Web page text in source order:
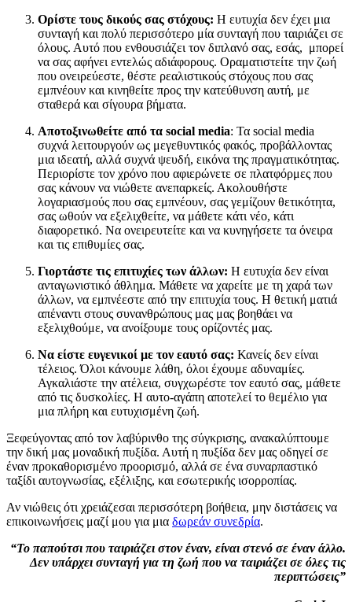
Ορίστε τους δικούς σας στόχους: Η ευτυχία δεν έχει μια
συνταγή και πολύ περισσότερο μία συνταγή που ταιριάζει σε
όλους. Αυτό που ενθουσιάζει τον διπλανό σας, εσάς, μπορεί
να σας αφήνει εντελώς αδιάφορους. Οραματιστείτε την ζωή
που ονειρεύεστε, θέστε ρεαλιστικούς στόχους που σας
εμπνέουν και κινηθείτε προς την κατεύθυνση αυτή, με
σταθερά και σίγουρα βήματα.
Αποτοξινωθείτε από τα social media: Τα social media
συχνά λειτουργούν ως μεγεθυντικός φακός, προβάλλοντας
μια ιδεατή, αλλά συχνά ψευδή, εικόνα της πραγματικότητας.
Περιορίστε τον χρόνο που αφιερώνετε σε πλατφόρμες που
σας κάνουν να νιώθετε ανεπαρκείς. Ακολουθήστε
λογαριασμούς που σας εμπνέουν, σας γεμίζουν θετικότητα,
σας ωθούν να εξελιχθείτε, να μάθετε κάτι νέο, κάτι
διαφορετικό. Να ονειρευτείτε και να κυνηγήσετε τα όνειρα
και τις επιθυμίες σας.
Γιορτάστε τις επιτυχίες των άλλων: Η ευτυχία δεν είναι
ανταγωνιστικό άθλημα. Μάθετε να χαρείτε με τη χαρά των
άλλων, να εμπνέεστε από την επιτυχία τους. Η θετική ματιά
απέναντι στους συνανθρώπους μας μας βοηθάει να
εξελιχθούμε, να ανοίξουμε τους ορίζοντές μας.
Να είστε ευγενικοί με τον εαυτό σας: Κανείς δεν είναι
τέλειος. Όλοι κάνουμε λάθη, όλοι έχουμε αδυναμίες.
Αγκαλιάστε την ατέλεια, συγχωρέστε τον εαυτό σας, μάθετε
από τις δυσκολίες. Η αυτο-αγάπη αποτελεί το θεμέλιο για
μια πλήρη και ευτυχισμένη ζωή.
Ξεφεύγοντας από τον λαβύρινθο της σύγκρισης, ανακαλύπτουμε
την δική μας μοναδική πυξίδα. Αυτή η πυξίδα δεν μας οδηγεί σε
έναν προκαθορισμένο προορισμό, αλλά σε ένα συναρπαστικό
ταξίδι αυτογνωσίας, εξέλιξης, και εσωτερικής ισορροπίας.
Αν νιώθεις ότι χρειάζεσαι περισσότερη βοήθεια, μην διστάσεις να
επικοινωνήσεις μαζί μου για μια δωρεάν συνεδρία.
“Το παπούτσι που ταιριάζει στον έναν, είναι στενό σε έναν άλλο.
Δεν υπάρχει συνταγή για τη ζωή που να ταιριάζει σε όλες τις
περιπτώσεις”